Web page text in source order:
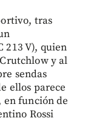
tras
213 V), quien
y al
sendas
ellos parece
en función de
Rossi